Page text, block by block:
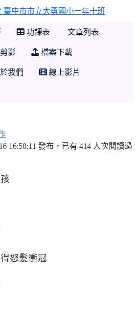
功課表 文章列表
影 檔案下載
我們 線上影片
16:58:11 發布，已有 414 人次閱讀過
怒髮衝冠